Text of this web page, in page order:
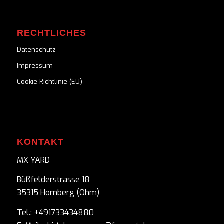
RECHTLICHES
Datenschutz
Impressum
Cookie-Richtlinie (EU)
KONTAKT
MX YARD
Büßfelderstrasse 18
35315 Homberg (Ohm)
Tel.: +491733434880